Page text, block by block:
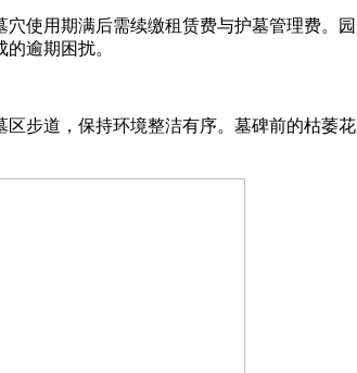
使用期满后需续缴租赁费与护墓管理费。
逾期困扰。
步道，保持环境整洁有序。墓碑前的枯萎